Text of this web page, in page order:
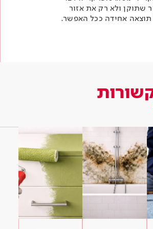
שתוקן ולא רק את אזור
אחידה ככל האפשר.